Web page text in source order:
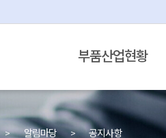
부품산업현황
알림마당 공지사항